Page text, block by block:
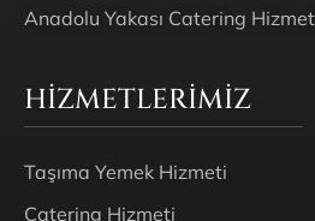
Anadolu Yakası Catering
HIZMETLERIMIZ
Taşıma Yemek Hizmeti
Catering Hizmeti